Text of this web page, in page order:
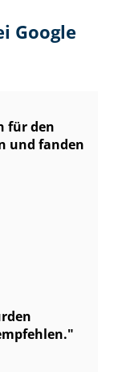
Google
für den
und fanden